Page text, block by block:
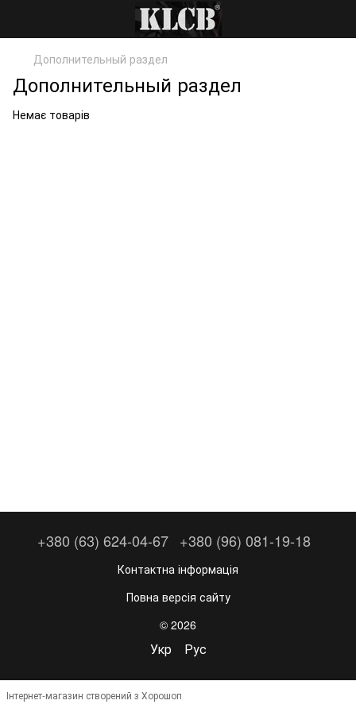
Дополнительный раздел
Дополнительный раздел
Немає товарів
+380 (63) 624-04-67 +380 (96) 081-19-18
Контактна інформація
Повна версія сайту
© 2026
Укр Рус
Інтернет-магазин створений з Хорошоп